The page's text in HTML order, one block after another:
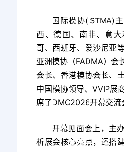
国际模协(ISTMA)
西、德国、南非、意
哥、西班牙、爱沙尼亚
亚洲模协（FADMA）会
会长、香港模协会长、
中国模协领导、VVIP展
席了DMC2026开幕交流
开幕见面会上，主
析展会核心亮点，还搭